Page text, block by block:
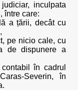
inculpata
între care:
a țării, decât cu
pe nicio cale, cu
de dispunere a
în cadrul
Severin, în